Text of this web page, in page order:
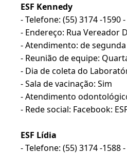
ESF Kennedy
- Telefone: (55) 3174 -1590
- Endereço: Rua Vereador
- Atendimento: de
- Reunião de equipe:
- Dia de coleta do
- Sala de vacinação: Sim
- Atendimento
- Rede social: Facebook:
ESF Lídia
- Telefone: (55) 3174 -1588